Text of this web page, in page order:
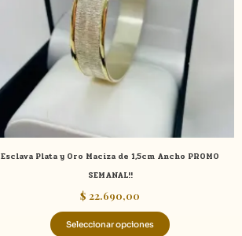
Esclava Plata y Oro Maciza de 1,5cm Ancho PROMO
SEMANAL!!
$ 22.690,00
Seleccionar opciones
opciones
pueden
elegir
en
la
página
de
producto